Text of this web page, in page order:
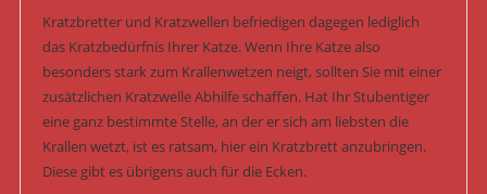
Kratzbretter und Kratzwellen befriedigen dagegen lediglich
das Kratzbedürfnis Ihrer Katze. Wenn Ihre Katze also
besonders stark zum Krallenwetzen neigt, sollten Sie mit einer
zusätzlichen Kratzwelle Abhilfe schaffen. Hat Ihr Stubentiger
eine ganz bestimmte Stelle, an der er sich am liebsten die
Krallen wetzt, ist es ratsam, hier ein Kratzbrett anzubringen.
Diese gibt es übrigens auch für die Ecken.